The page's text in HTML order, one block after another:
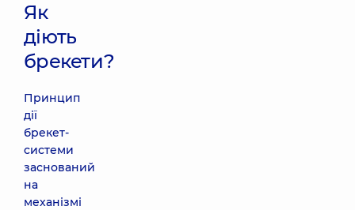
Як
діють
брекети?
Принцип
дії
брекет-
системи
заснований
на
механізмі